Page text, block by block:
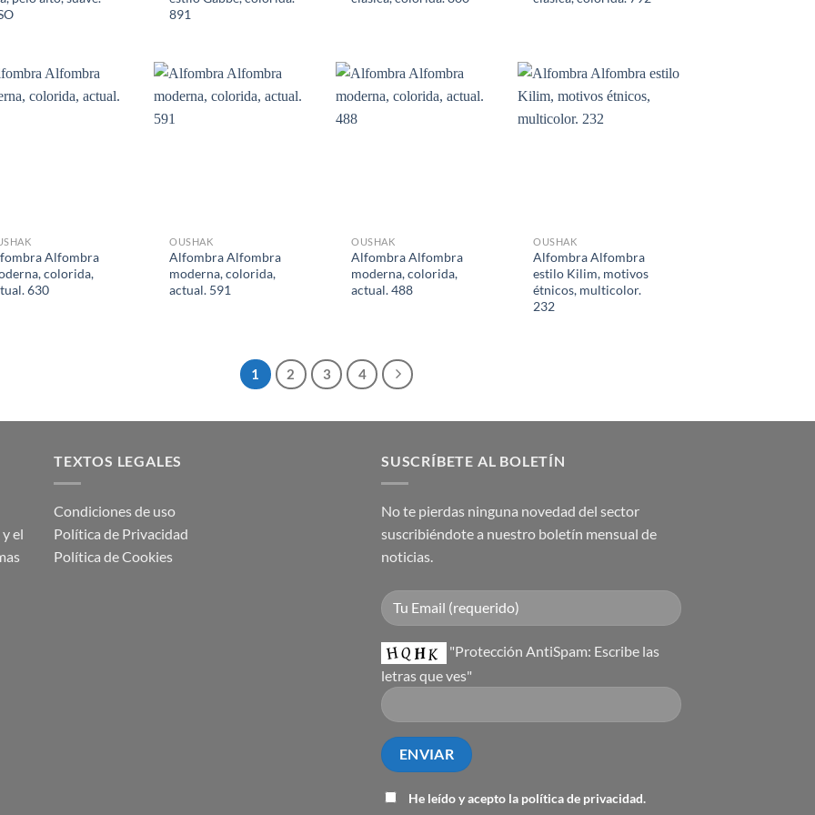
891
Alfombra
colorida,
630
OUSHAK
Alfombra Alfombra
moderna, colorida,
actual. 591
OUSHAK
Alfombra Alfombra
moderna, colorida,
actual. 488
OUSHAK
Alfombra Alfombra
estilo Kilim, motivos
étnicos, multicolor.
232
1 2 3 4
el
TEXTOS LEGALES
Condiciones de uso
Política de Privacidad
Política de Cookies
SUSCRÍBETE AL BOLETÍN
No te pierdas ninguna novedad del sector
suscribiéndote a nuestro boletín mensual de
noticias.
"Protección AntiSpam: Escribe las
letras que ves"
He leído y acepto la política de privacidad.